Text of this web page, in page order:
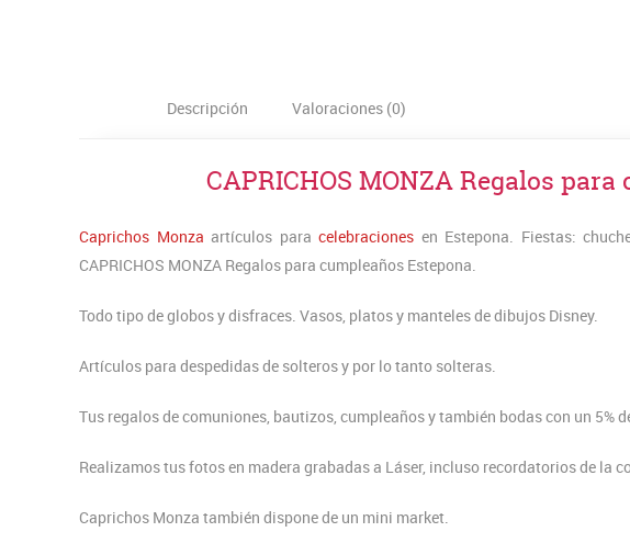
Descripción Valoraciones (0)
CAPRICHOS MONZA Regalos
Caprichos Monza artículos paracelebraciones en Estepona. Fiestas:
CAPRICHOS MONZA Regalos para cumpleaños Estepona.
Todo tipo de globos y disfraces. Vasos, platos y manteles de dibujos Disney.
Artículos para despedidas de solteros y por lo tanto solteras.
Tus regalos de comuniones, bautizos, cumpleaños y también bodas con un 5%
Realizamos tus fotos en madera grabadas a Láser, incluso recordatorios de la
Caprichos Monza también dispone de un mini market.